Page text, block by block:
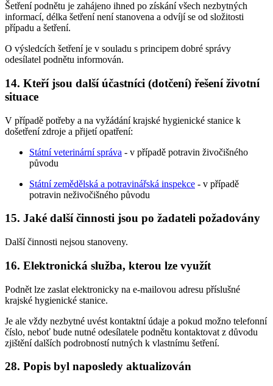
Šetření podnětu je zahájeno ihned po získání všech nezbytných
informací, délka šetření není stanovena a odvíjí se od složitosti
případu a šetření.
O výsledcích šetření je v souladu s principem dobré správy
odesílatel podnětu informován.
14. Kteří jsou další účastníci (dotčení) řešení životní
situace
V případě potřeby a na vyžádání krajské hygienické stanice k
došetření zdroje a přijetí opatření:
Státní veterinární správa - v případě potravin živočišného
původu
Státní zemědělská a potravinářská inspekce - v případě
potravin neživočišného původu
15. Jaké další činnosti jsou po žadateli požadovány
Další činnosti nejsou stanoveny.
16. Elektronická služba, kterou lze využít
Podnět lze zaslat elektronicky na e-mailovou adresu příslušné
krajské hygienické stanice.
Je ale vždy nezbytné uvést kontaktní údaje a pokud možno telefonní
číslo, neboť bude nutné odesílatele podnětu kontaktovat z důvodu
zjištění dalších podrobností nutných k vlastnímu šetření.
28. Popis byl naposledy aktualizován